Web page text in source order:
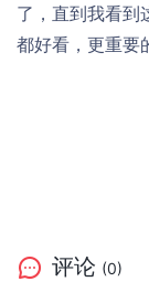
了，直到我看到
都好看，更重要
评论 (0)